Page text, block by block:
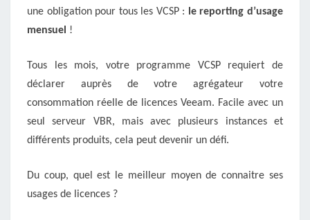
une obligation pour tous les VCSP :
le reporting d’usage
mensuel !
Tous les mois, votre programme VCSP requiert de
déclarer auprès de votre agrégateur votre
consommation réelle de licences Veeam. Facile avec un
seul serveur VBR, mais avec plusieurs instances et
différents produits, cela peut devenir un défi.
Du coup, quel est le meilleur moyen de connaitre ses
usages de licences ?